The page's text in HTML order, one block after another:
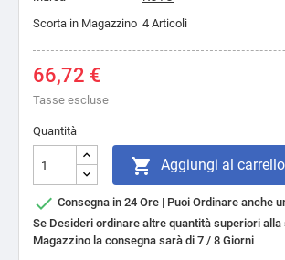
Scorta in Magazzino 4 Articoli
66,72 €
Tasse escluse
Quantità
 Aggiungi al carrello
 Consegna in 24 Ore | Puoi Ordinare anche
Se Desideri ordinare altre quantità superiori
Magazzino la consegna sarà di 7 / 8 Giorni